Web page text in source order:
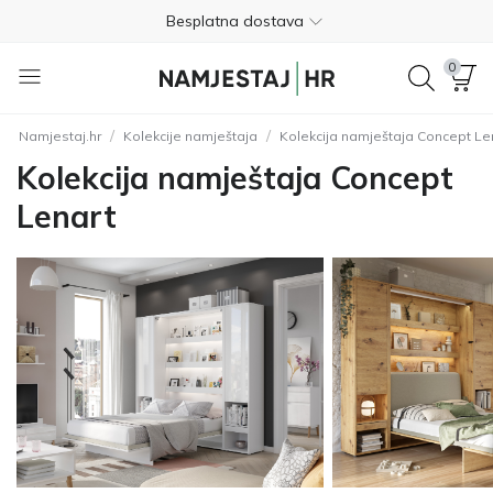
Nije potrebno plaćanje unaprijed
Besplatan povrat unutar 365 dana
4.8
Besplatna dostava
Besplatan povrat unutar 365 dana
01 8000 383
4.8
0
Namjestaj.hr / Kolekcije namještaja / Kolekcija namještaja Concept
Kolekcija namještaja Concept
Lenart